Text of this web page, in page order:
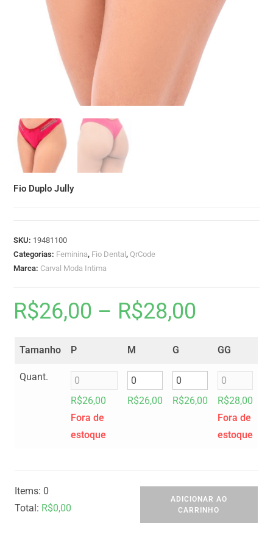
Fio Duplo Jully
SKU: 19481100
Categorias: Feminina, Fio Dental,QrCode
Marca: Carval Moda Intima
R$26,00 – R$28,00
Tamanho P M G GG
Quant.
R$26,00
Fora de
estoque
R$26,00 R$26,00 R$28,00
Fora de
estoque
Items: 0
Total: R$0,00
ADICIONAR AO
CARRINHO